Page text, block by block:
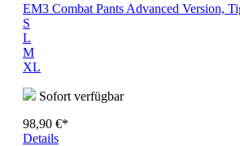
EM3 Combat Pants Advanced Version,
S
L
M
XL
Sofort verfügbar
98,90 €*
Details